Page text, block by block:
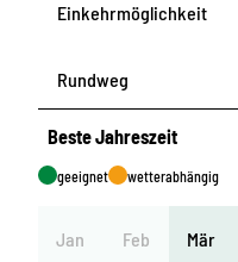
Einkehrmöglichkeit
Rundweg
Beste Jahreszeit
geeignet wetterabhängig
Jan Feb Mär